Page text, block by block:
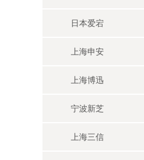
日本爱宕
上海申安
上海博迅
宁波新芝
上海三信